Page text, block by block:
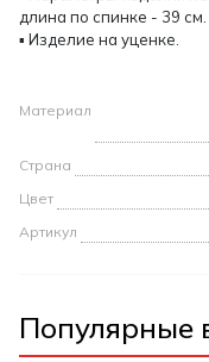
длина по спинке - 39 см.
▪ Изделие на уценке.
Материал
Страна
Цвет
Артикул
Популярные